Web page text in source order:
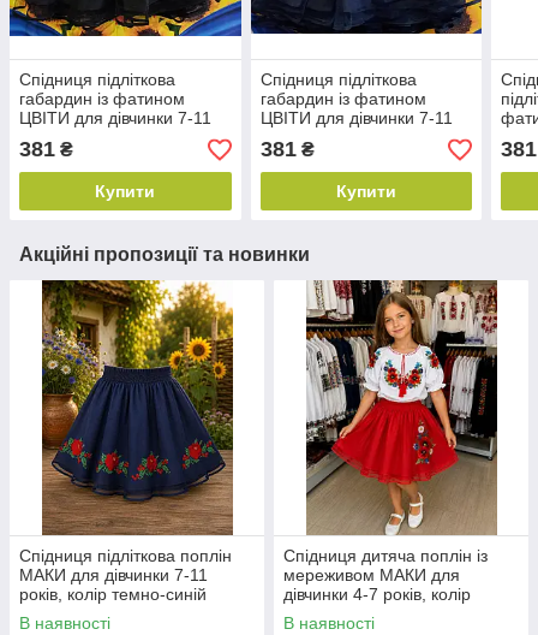
Спідниця підліткова
габардин із фатином
ЦВІТИ для дівчинки 7-11
років, чорного кольору
381 ₴
Купити
Спідниця підліткова
габардин із фатином
ЦВІТИ для дівчинки 7-11
років, синього кольору
381₴
Купити
381
Акційні пропозиції та новинки
Спідниця підліткова поплін
МАКИ для дівчинки 7-11
років, колір темно-синій
В наявності
Спідниця дитяча поплін із
мереживом МАКИ для
дівчинки 4-7 років, колір
червоний
В наявності